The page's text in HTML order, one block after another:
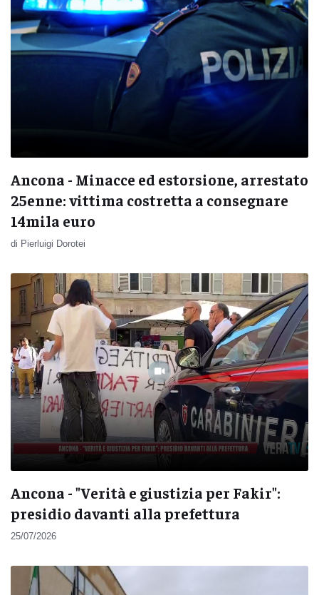
Ancona - Minacce ed estorsione, arrestato
25enne: vittima costretta a consegnare
14mila euro
di Pierluigi Dorotei
Ancona - "Verità e giustizia per Fakir":
presidio davanti alla prefettura
25/07/2026